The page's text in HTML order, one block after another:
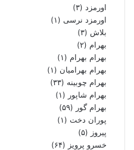
اورمزد (۳)
اورمزد نرسى‏ (۱)
بلاش (۳)
بهرام (۲)
بهرام بهرام (۱)
بهرام بهرامیان‏ (۱)
بهرام چوبینه (۳۳)
بهرام شاپور (۱)
بهرام گور (۵۹)
پوران دخت (۱)
پیروز (۵)
خسرو پرویز (۶۴)